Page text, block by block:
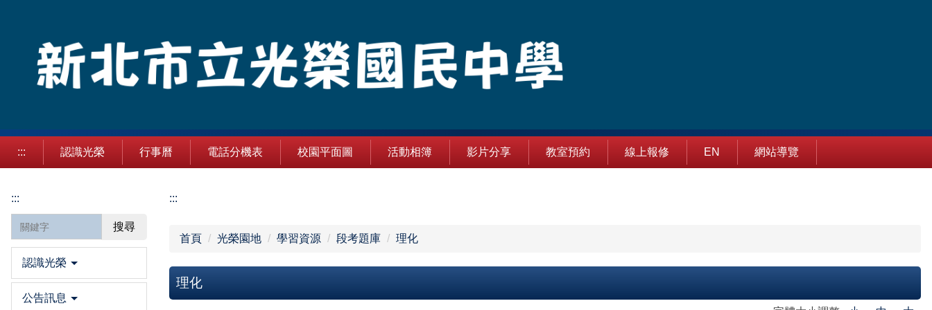
::: 認識光榮 行事曆 電話分機表 校園平面圖 活動相簿 影片分享 教室預約 線上報修 EN 網站導覽
:::
搜尋
認識光榮
公告訊息
:::
首頁 光榮園地 學習資源 段考題庫 理化
理化